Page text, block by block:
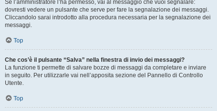
Se l’amministratore l’ha permesso, vai al messaggio che vuoi segnalare:
dovresti vedere un pulsante che serve per fare la segnalazione dei messaggi.
Cliccandolo sarai introdotto alla procedura necessaria per la segnalazione dei
messaggi.
Top
Che cos’è il pulsante “Salva” nella finestra di invio dei messaggi?
La funzione ti permette di salvare bozze di messaggi da completare e inviare
in seguito. Per utilizzarle vai nell’apposita sezione del Pannello di Controllo
Utente.
Top